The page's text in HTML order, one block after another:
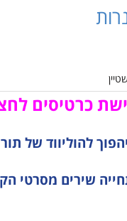
והשתלבות
כרטיסים
להוליווד של
שירים מסרטי